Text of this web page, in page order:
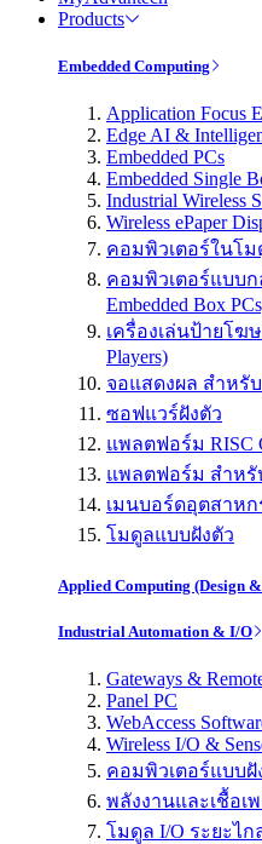
Products
Embedded Computing
Application Focus
Edge AI &
Embedded PCs
Embedded Single
Industrial Wireless
Wireless ePaper
คอมพิวเตอร์ในโม
คอมพิวเตอร์แบบกล่
Embedded Box
เครื่องเล่นป้ายโฆ
Players)
จอแสดงผล สำหรั
ซอฟแวร์ฝังตัว
แพลตฟอร์ม RISC
แพลตฟอร์ม สำหรั
เมนบอร์ดอุตสาหก
โมดูลแบบฝังตัว
Applied Computing (Design
Industrial Automation & I/O
Gateways &
Panel PC
WebAccess
Wireless I/O &
คอมพิวเตอร์แบบ
พลังงานและเชื้อเ
โมดูล I/O ระยะไก